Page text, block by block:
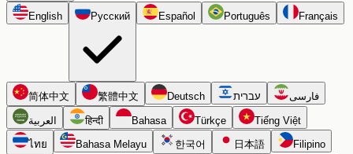
English Русский Español Português Français
简体中文 繁體中文 Deutsch עברית فارسی
العربية हिन्दी Bahasa Türkçe
Tiếng Việt
ไทย
Bahasa Melayu 한국어 日本語 Filipino